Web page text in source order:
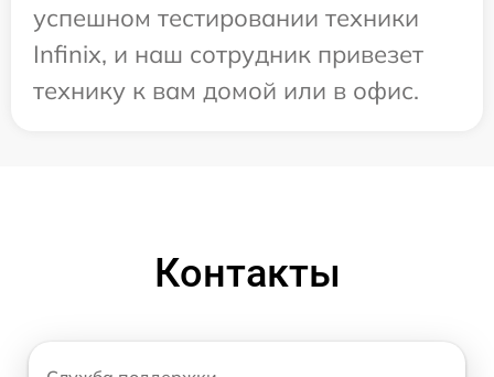
успешном тестировании техники
Infinix, и наш сотрудник привезет
технику к вам домой или в офис.
Контакты